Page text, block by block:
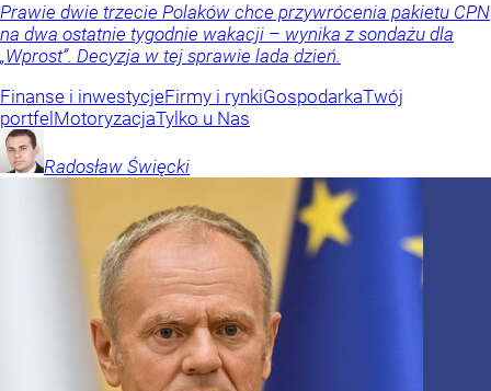
Prawie dwie trzecie Polaków chce przywrócenia pakietu CPN
na dwa ostatnie tygodnie wakacji – wynika z sondażu dla
„Wprost”. Decyzja w tej sprawie lada dzień.
Finanse i inwestycjeFirmy i rynkiGospodarkaTwój
portfel MotoryzacjaTylko u Nas
Radosław Święcki